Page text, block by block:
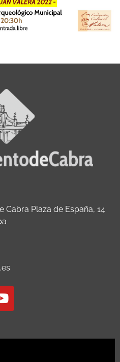
Cabra Plaza de España, 14